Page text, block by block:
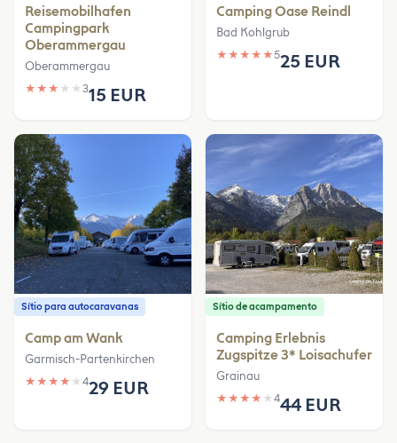
Reisemobilhafen
Campingpark
Oberammergau
Oberammergau
★ ★ ★ ★ ★ 315 EUR
Camping Oase Reindl
Bad Kohlgrub
★ ★ ★ ★ ★525 EUR
Sítio para autocaravanas
Camp am Wank
Garmisch-Partenkirchen
★ ★ ★ ★ ★ 429 EUR
Sítio de acampamento
Camping Erlebnis
Zugspitze 3* Loisachufer
Grainau
★ ★ ★ ★ ★ 444 EUR